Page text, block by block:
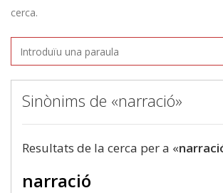
cerca.
Sinònims de «narració»
Resultats de la cerca per a «
narració